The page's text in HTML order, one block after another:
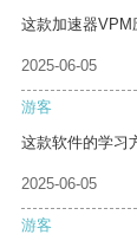
这款加速器VPM
2025-06-05
游客
这款软件的学习
2025-06-05
游客